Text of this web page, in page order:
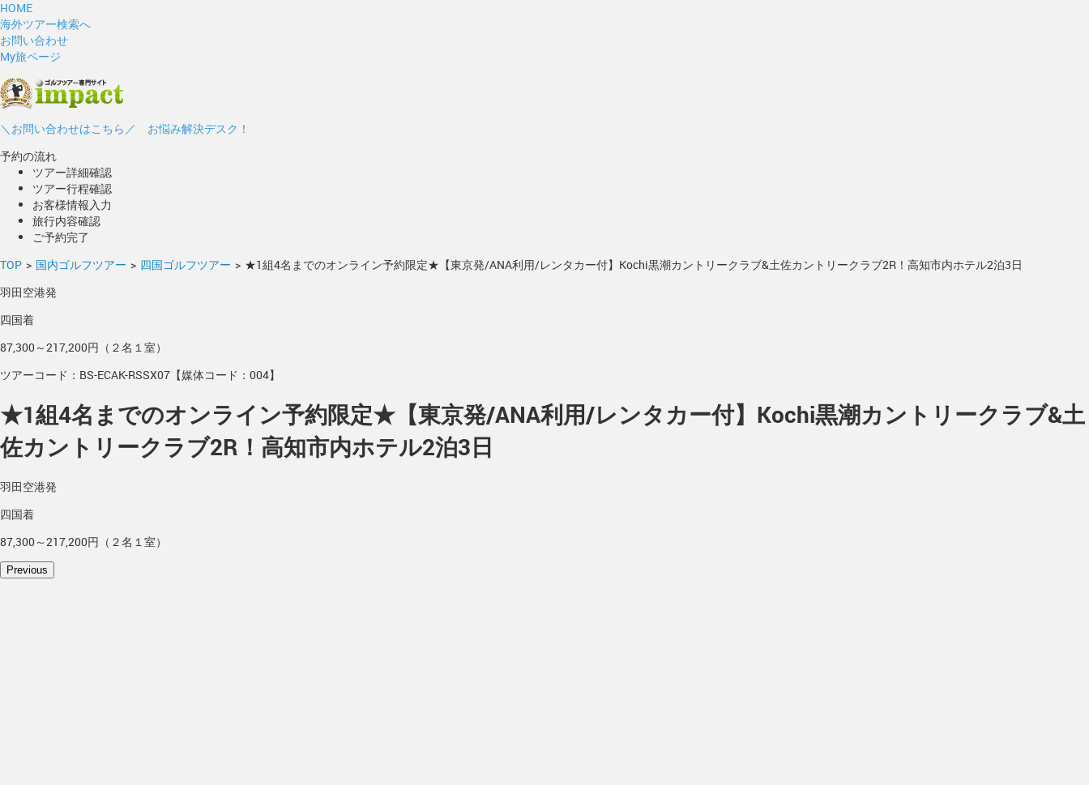
HOME
海外ツアー検索へ
お問い合わせ
My旅ページ
＼お問い合わせはこちら／ お悩み解決デスク！
予約の流れ
ツアー詳細確認
ツアー行程確認
お客様情報入力
旅行内容確認
ご予約完了
TOP > 国内ゴルフツアー > 四国ゴルフツアー > ★1組4名までのオンライン予約限定★【東京発/ANA利用/レンタカー付】Kochi黒潮カントリークラブ&土佐カントリークラブ2R！高知市内ホテル2泊3日
羽田空港発
四国着
87,300～217,200円（２名１室）
ツアーコード：BS-ECAK-RSSX07【媒体コード：004】
★1組4名までのオンライン予約限定★【東京発/ANA利用/レンタカー付】Kochi黒潮カントリークラブ&土
佐カントリークラブ2R！高知市内ホテル2泊3日
羽田空港発
四国着
87,300～217,200円（２名１室）
Previous